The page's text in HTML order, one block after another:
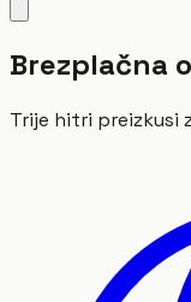
Brezplačna
Trije hitri preizkusi